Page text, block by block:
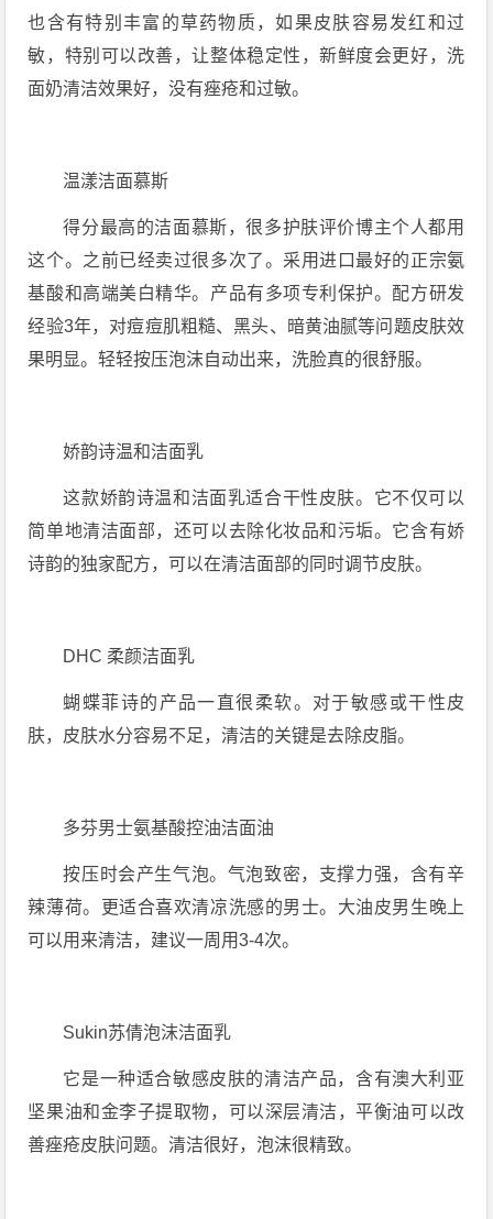
也含有特别丰富的草药物质，如果皮肤容易发红和过
敏，特别可以改善，让整体稳定性，新鲜度会更好，洗
面奶清洁效果好，没有痤疮和过敏。
温漾洁面慕斯
得分最高的洁面慕斯，很多护肤评价博主个人都用
这个。之前已经卖过很多次了。采用进口最好的正宗氨
基酸和高端美白精华。产品有多项专利保护。配方研发
经验3年，对痘痘肌粗糙、黑头、暗黄油腻等问题皮肤效
果明显。轻轻按压泡沫自动出来，洗脸真的很舒服。
娇韵诗温和洁面乳
这款娇韵诗温和洁面乳适合干性皮肤。它不仅可以
简单地清洁面部，还可以去除化妆品和污垢。它含有娇
诗韵的独家配方，可以在清洁面部的同时调节皮肤。
DHC 柔颜洁面乳
蝴蝶菲诗的产品一直很柔软。对于敏感或干性皮
肤，皮肤水分容易不足，清洁的关键是去除皮脂。
多芬男士氨基酸控油洁面油
按压时会产生气泡。气泡致密，支撑力强，含有辛
辣薄荷。更适合喜欢清凉洗感的男士。大油皮男生晚上
可以用来清洁，建议一周用3-4次。
Sukin苏倩泡沫洁面乳
它是一种适合敏感皮肤的清洁产品，含有澳大利亚
坚果油和金李子提取物，可以深层清洁，平衡油可以改
善痤疮皮肤问题。清洁很好，泡沫很精致。